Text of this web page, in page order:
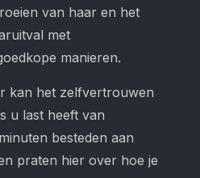
van haar en het
met
manieren.
kan het zelfvertrouwen
u last heeft van
besteden aan
praten hier over hoe je